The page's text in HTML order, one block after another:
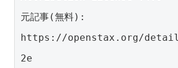
元記事(無料):
https://openstax.org/
2e